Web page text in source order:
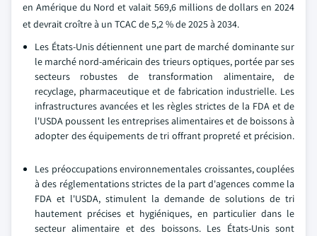
en Amérique du Nord et valait 569,6 millions de dollars en 2024
et devrait croître à un TCAC de 5,2 % de 2025 à 2034.
Les États-Unis détiennent une part de marché dominante sur
le marché nord-américain des trieurs optiques, portée par ses
secteurs robustes de transformation alimentaire, de
recyclage, pharmaceutique et de fabrication industrielle. Les
infrastructures avancées et les règles strictes de la FDA et de
l'USDA poussent les entreprises alimentaires et de boissons à
adopter des équipements de tri offrant propreté et précision.
Les préoccupations environnementales croissantes, couplées
à des réglementations strictes de la part d'agences comme la
FDA et l'USDA, stimulent la demande de solutions de tri
hautement précises et hygiéniques, en particulier dans le
secteur alimentaire et des boissons. Les États-Unis sont